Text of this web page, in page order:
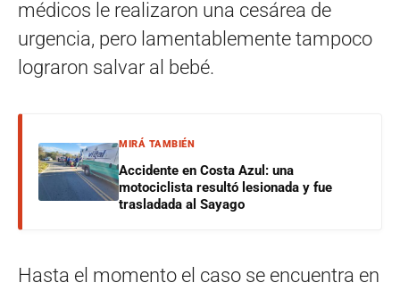
médicos le realizaron una cesárea de
urgencia, pero lamentablemente tampoco
lograron salvar al bebé.
MIRÁ TAMBIÉN
Accidente en Costa Azul: una
motociclista resultó lesionada y fue
trasladada al Sayago
Hasta el momento el caso se encuentra en